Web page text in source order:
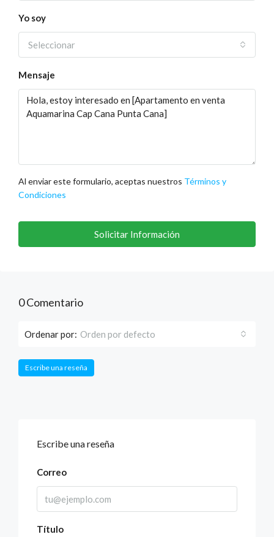
Yo soy
Seleccionar
Mensaje
Al enviar este formulario, aceptas nuestros Términos y
Condiciones
Solicitar Información
0 Comentario
Ordenar por: Orden por defecto
Escribe una reseña
Escribe una reseña
Correo
Título